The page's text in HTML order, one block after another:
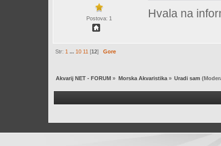
Postova: 1 Hvala na
Str:1 ...10 11 [12]Gore
Akvarij NET - FORUM » Morska Akvaristika» Uradi sam